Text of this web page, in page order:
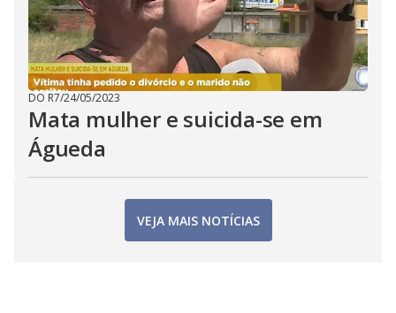
DO R7/24/05/2023
Mata mulher e suicida-se em
Águeda
VEJA MAIS NOTÍCIAS